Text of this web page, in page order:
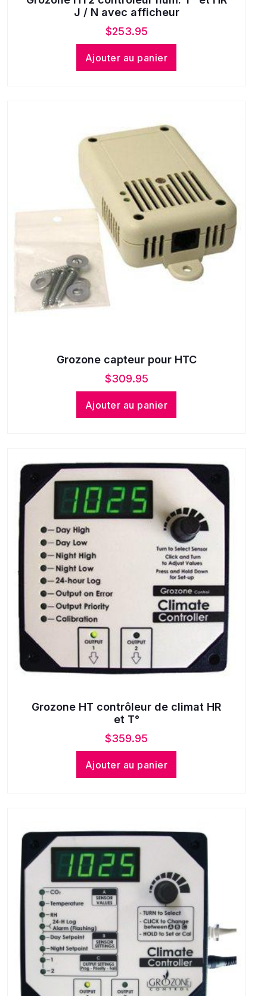
J / N avec afficheur
$253.95
Ajouter au panier
Grozone capteur pour HTC
$309.95
Ajouter au panier
Grozone HT contrôleur de climat HR
et T°
$359.95
Ajouter au panier